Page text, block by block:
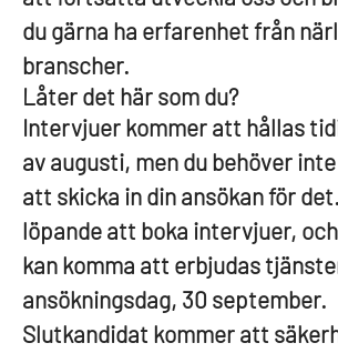
du gärna ha erfarenhet från
branscher.
Låter det här som du?
Intervjuer kommer att hållas
av augusti, men du behöver
att skicka in din ansökan för
löpande att boka intervjuer,
kan komma att erbjudas
ansökningsdag, 30 september.
Slutkandidat kommer att